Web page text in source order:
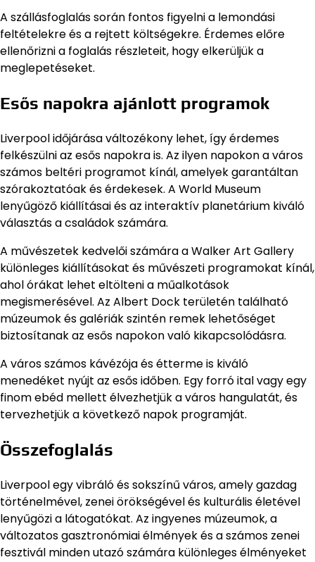
A szállásfoglalás során fontos figyelni a lemondási
feltételekre és a rejtett költségekre. Érdemes előre
ellenőrizni a foglalás részleteit, hogy elkerüljük a
meglepetéseket.
Esős napokra ajánlott programok
Liverpool időjárása változékony lehet, így érdemes
felkészülni az esős napokra is. Az ilyen napokon a város
számos beltéri programot kínál, amelyek garantáltan
szórakoztatóak és érdekesek. A World Museum
lenyűgöző kiállításai és az interaktív planetárium kiváló
választás a családok számára.
A művészetek kedvelői számára a Walker Art Gallery
különleges kiállításokat és művészeti programokat kínál,
ahol órákat lehet eltölteni a műalkotások
megismerésével. Az Albert Dock területén található
múzeumok és galériák szintén remek lehetőséget
biztosítanak az esős napokon való kikapcsolódásra.
A város számos kávézója és étterme is kiváló
menedéket nyújt az esős időben. Egy forró ital vagy egy
finom ebéd mellett élvezhetjük a város hangulatát, és
tervezhetjük a következő napok programját.
Összefoglalás
Liverpool egy vibráló és sokszínű város, amely gazdag
történelmével, zenei örökségével és kulturális életével
lenyűgözi a látogatókat. Az ingyenes múzeumok, a
változatos gasztronómiai élmények és a számos zenei
fesztivál minden utazó számára különleges élményeket